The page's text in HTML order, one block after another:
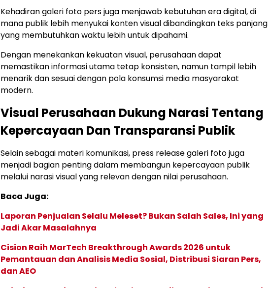
Kehadiran galeri foto pers juga menjawab kebutuhan era digital, di
mana publik lebih menyukai konten visual dibandingkan teks panjang
yang membutuhkan waktu lebih untuk dipahami.
Dengan menekankan kekuatan visual, perusahaan dapat
memastikan informasi utama tetap konsisten, namun tampil lebih
menarik dan sesuai dengan pola konsumsi media masyarakat
modern.
Visual Perusahaan Dukung Narasi Tentang
Kepercayaan Dan Transparansi Publik
Selain sebagai materi komunikasi, press release galeri foto juga
menjadi bagian penting dalam membangun kepercayaan publik
melalui narasi visual yang relevan dengan nilai perusahaan.
Baca Juga:
Laporan Penjualan Selalu Meleset? Bukan Salah Sales, Ini yang
Jadi Akar Masalahnya
Cision Raih MarTech Breakthrough Awards 2026 untuk
Pemantauan dan Analisis Media Sosial, Distribusi Siaran Pers,
dan AEO